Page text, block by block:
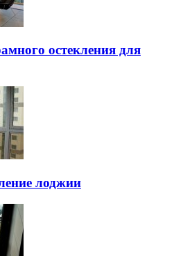
остекления для
лоджии